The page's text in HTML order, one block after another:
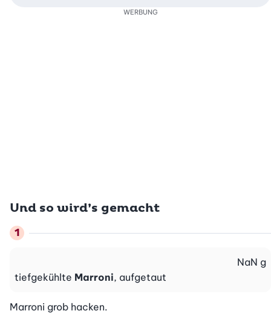
Und so wird’s gemacht
tiefgekühlte Marroni, aufgetaut
NaN g
Marroni grob hacken.
WERBUNG